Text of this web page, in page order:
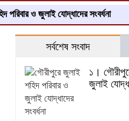
ও জুলাই যোদ্ধাদের সংবর্ধনা
সর্বশেষ সংবাদ
১।
জুলাই